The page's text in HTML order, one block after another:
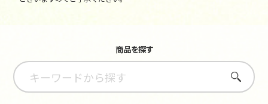
商品を探す
さがす